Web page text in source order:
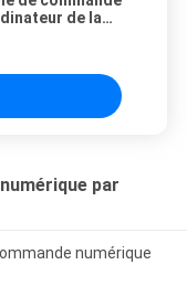
de la
par
numérique